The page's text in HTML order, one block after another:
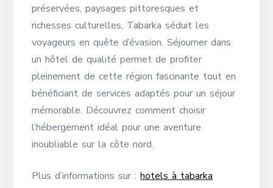
préservées, paysages pittoresques et
richesses culturelles, Tabarka séduit les
voyageurs en quête d’évasion. Séjourner dans
un hôtel de qualité permet de profiter
pleinement de cette région fascinante tout en
bénéficiant de services adaptés pour un séjour
mémorable. Découvrez comment choisir
l’hébergement idéal pour une aventure
inoubliable sur la côte nord.
Plus d’informations sur :hotels à tabarka